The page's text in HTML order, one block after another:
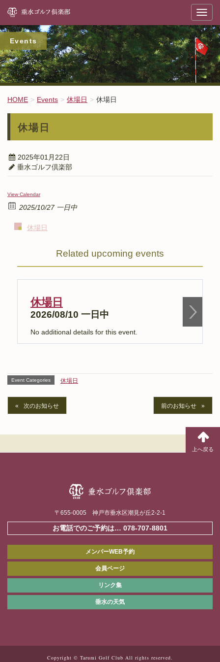
T
g
g
l
e
n
a
v
i
a
n
垂
Events
HOME Events 休場日 休場日
休場日
2025年01月22日
垂水ゴルフ倶楽部
View Calendar
2025/10/27 一日中
休場日
Related upcoming events
休場日
2026/08/10 一日中
No additional details for this event.
Event Categories 休場日
次のお知らせ 前のお知らせ
〒655-0005 神戸市垂水区潮見が丘2-2-1
お電話でのご予約は… 078-707-8801
メンバーWEB予約
会員ページ
リンク集
垂水の天気
Copyright © Tarumi Golf Club All rights reserved.